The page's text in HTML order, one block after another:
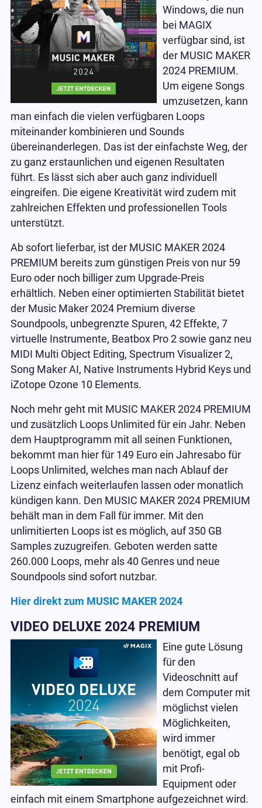
Windows, die nun
bei MAGIX
verfügbar sind, ist
der MUSIC MAKER
2024 PREMIUM.
Um eigene Songs
umzusetzen, kann
man einfach die vielen verfügbaren Loops
miteinander kombinieren und Sounds
übereinanderlegen. Das ist der einfachste Weg, der
zu ganz erstaunlichen und eigenen Resultaten
führt. Es lässt sich aber auch ganz individuell
eingreifen. Die eigene Kreativität wird zudem mit
zahlreichen Effekten und professionellen Tools
unterstützt.
Ab sofort lieferbar, ist der MUSIC MAKER 2024
PREMIUM bereits zum günstigen Preis von nur 59
Euro oder noch billiger zum Upgrade-Preis
erhältlich. Neben einer optimierten Stabilität bietet
der Music Maker 2024 Premium diverse
Soundpools, unbegrenzte Spuren, 42 Effekte, 7
virtuelle Instrumente, Beatbox Pro 2 sowie ganz neu
MIDI Multi Object Editing, Spectrum Visualizer 2,
Song Maker AI, Native Instruments Hybrid Keys und
iZotope Ozone 10 Elements.
Noch mehr geht mit MUSIC MAKER 2024 PREMIUM
und zusätzlich Loops Unlimited für ein Jahr. Neben
dem Hauptprogramm mit all seinen Funktionen,
bekommt man hier für 149 Euro ein Jahresabo für
Loops Unlimited, welches man nach Ablauf der
Lizenz einfach weiterlaufen lassen oder monatlich
kündigen kann. Den MUSIC MAKER 2024 PREMIUM
behält man in dem Fall für immer. Mit den
unlimitierten Loops ist es möglich, auf 350 GB
Samples zuzugreifen. Geboten werden satte
260.000 Loops, mehr als 40 Genres und neue
Soundpools sind sofort nutzbar.
Hier direkt zum MUSIC MAKER 2024
VIDEO DELUXE 2024 PREMIUM
Eine gute Lösung
für den
Videoschnitt auf
dem Computer mit
möglichst vielen
Möglichkeiten,
wird immer
benötigt, egal ob
mit Profi-
Equipment oder
einfach mit einem Smartphone aufgezeichnet wird.